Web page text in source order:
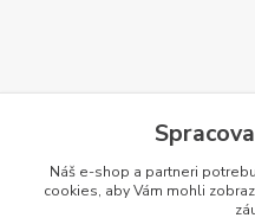
Náš e-shop a partneri
cookies, aby Vám mohli